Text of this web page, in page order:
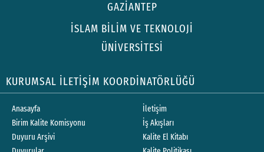
GAZİANTEP
İSLAM BİLİM VE TEKNOLOJİ
ÜNİVERSİTESİ
KURUMSAL İLETİŞİM KOORDİNATÖRLÜĞÜ
Anasayfa
Birim Kalite Komisyonu
Duyuru Arşivi
İletişim
İş Akışları
Kalite El Kitabı